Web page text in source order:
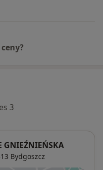
3
GNIEŹNIEŃSKA
Bydgoszcz